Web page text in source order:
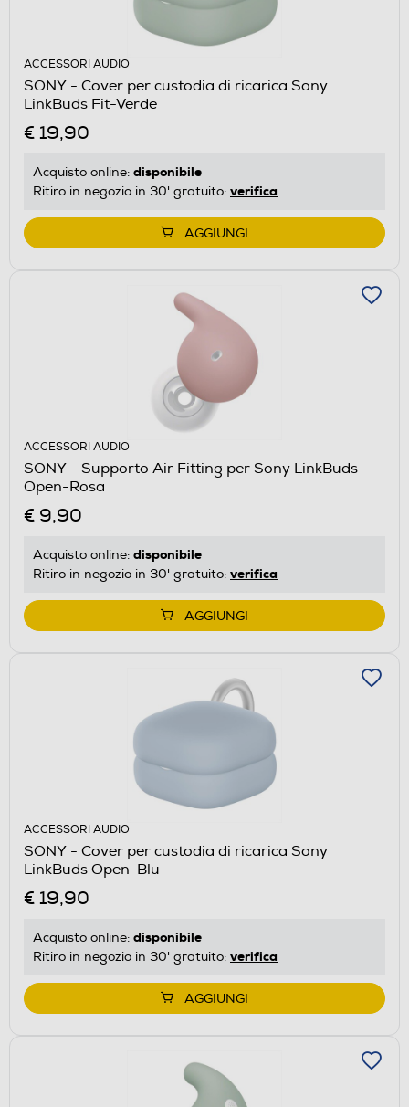
ACCESSORI AUDIO
SONY - Cover per custodia di ricarica Sony
LinkBuds Fit-Verde
€ 19,90
Acquisto online: disponibile
Ritiro in negozio in 30' gratuito: verifica
AGGIUNGI
ACCESSORI AUDIO
SONY - Supporto Air Fitting per Sony LinkBuds
Open-Rosa
€ 9,90
Acquisto online: disponibile
Ritiro in negozio in 30' gratuito: verifica
AGGIUNGI
ACCESSORI AUDIO
SONY - Cover per custodia di ricarica Sony
LinkBuds Open-Blu
€ 19,90
Acquisto online: disponibile
Ritiro in negozio in 30' gratuito: verifica
AGGIUNGI